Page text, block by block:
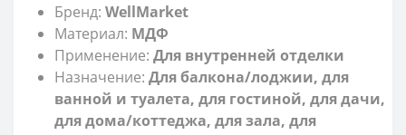
Бренд: WellMarket
Материал: МДФ
Применение: Для внутренней отделки
Назначение: Для балкона/лоджии, для
ванной и туалета, для гостиной, для дачи,
для дома/коттеджа, для зала, для